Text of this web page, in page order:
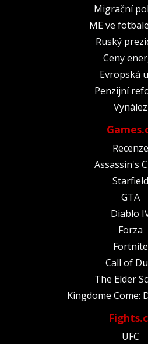
Migrační
ME ve
Ruský
Ceny
Evropská
Penzijní
Vynález
Recenze
Assassin's
Starfield
GTA
Diablo
Forza
Fortnite
Call of
The Elder
Kingdome Come:
UFC